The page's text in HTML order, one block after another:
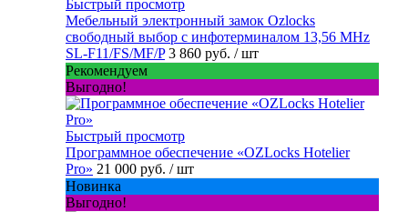
Быстрый просмотр
Мебельный электронный замок Ozlocks
свободный выбор с инфотерминалом 13,56 MHz
SL-F11/FS/MF/P 3 860 руб. / шт
Рекомендуем
Выгодно!
Быстрый просмотр
Программное обеспечение «OZLocks Hotelier
Pro» 21 000 руб. / шт
Новинка
Выгодно!